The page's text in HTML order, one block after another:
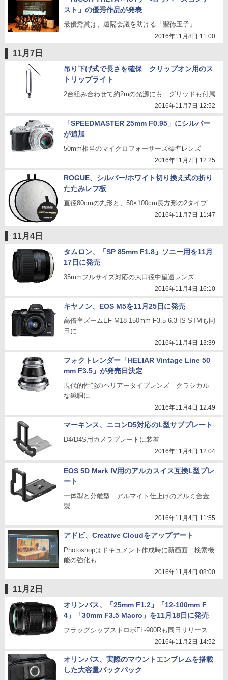
スト」の優秀作品が発表
最優秀賞は、遠隔会議を助ける「聖徳玉子」
2016年11月8日 11:00
11月7日
吊り下げ式で長さを確保 クリップオン用のス
トリップライト
2台組み合わせて約2mの光源にも グリッドも付属
2016年11月7日 12:52
「SPEEDMASTER 25mm F0.95」にシルバー
が追加
50mm相当のマイクロフォーサーズ標準レンズ
2016年11月7日 12:25
ROGUE、シルバー/ホワイト切り換え式の折り
たたみレフ板
直径80cmの丸形と、50×100cm長方形の2タイプ
2016年11月7日 11:47
11月4日
タムロン、「SP 85mm F1.8」ソニー用を11月
17日に発売
35mmフルサイズ対応の大口径中望遠レンズ
2016年11月4日 16:10
キヤノン、EOS M5を11月25日に発売
高倍率ズームEF-M18-150mm F3.5-6.3 IS STMも同
日に
2016年11月4日 13:39
フォクトレンダー「HELIAR Vintage Line 50
mm F3.5」が発売日決定
現代的性能のヘリアータイプレンズ クラシカル
な鏡胴に
2016年11月4日 12:49
マーキンス、ニコンD5対応のL型サブプレート
D4/D4S用カメラプレートに装着
2016年11月4日 12:04
EOS 5D Mark IV用のアルカスイス互換L型プレ
ート
一体型と分離型 アルマイト仕上げのアルミ合金
製
2016年11月4日 11:55
アドビ、Creative Cloudをアップデート
Photoshopはドキュメント作成時に新画面 検索機
能の強化も
2016年11月4日 08:00
11月2日
オリンパス、「25mm F1.2」「12-100mm F
4」「30mm F3.5 Macro」を11月18日に発売
フラッグシップストロボFL-900Rも同日リリース
2016年11月2日 14:52
オリンパス、実際のマウントエンブレムを搭載
した大容量バックパック